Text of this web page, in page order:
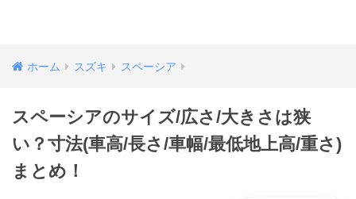
ホーム スズキ スペーシア
スペーシアのサイズ/広さ/大きさは狭
い？寸法(車高/長さ/車幅/最低地上高/重さ)
まとめ！